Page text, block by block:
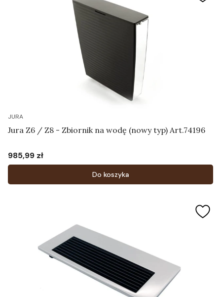
JURA
Jura Z6 / Z8 - Zbiornik na wodę (nowy typ) Art.74196
Cena
985,99 zł
Do koszyka